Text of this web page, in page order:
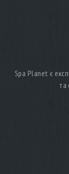
Spa Planet є
та